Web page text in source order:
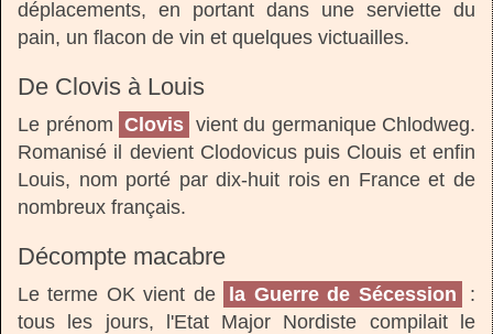
déplacements, en portant dans une serviette du
pain, un flacon de vin et quelques victuailles.
De Clovis à Louis
Le prénom Clovis vient du germanique Chlodweg.
Romanisé il devient Clodovicus puis Clouis et enfin
Louis, nom porté par dix-huit rois en France et de
nombreux français.
Décompte macabre
Le terme OK vient de la Guerre de Sécession
:
tous les jours, l'Etat Major Nordiste compilait le